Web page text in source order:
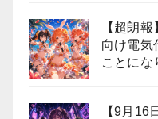
【超朗
向け電気
ことにな
【9月16